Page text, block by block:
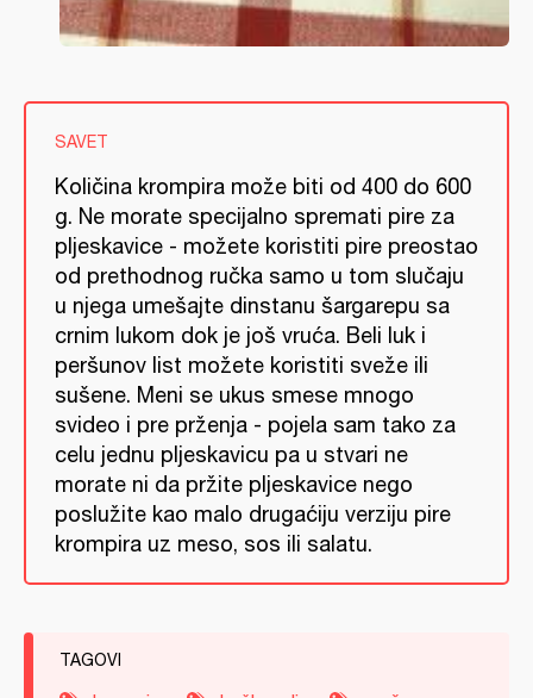
SAVET
Količina krompira može biti od 400 do 600
g. Ne morate specijalno spremati pire za
pljeskavice - možete koristiti pire preostao
od prethodnog ručka samo u tom slučaju
u njega umešajte dinstanu šargarepu sa
crnim lukom dok je još vruća. Beli luk i
peršunov list možete koristiti sveže ili
sušene. Meni se ukus smese mnogo
svideo i pre prženja - pojela sam tako za
celu jednu pljeskavicu pa u stvari ne
morate ni da pržite pljeskavice nego
poslužite kao malo drugaćiju verziju pire
krompira uz meso, sos ili salatu.
TAGOVI